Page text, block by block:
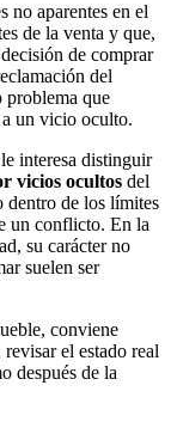
no aparentes en el
de la venta y que,
de comprar
del
problema que
a un vicio oculto.
interesa distinguir
vicios ocultos del
dentro de los límites
un conflicto. En la
su carácter no
suelen ser
conviene
el estado real
después de la